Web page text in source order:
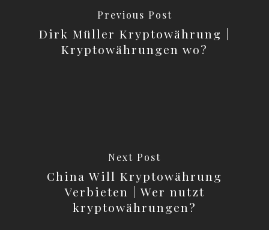
Previous Post
Dirk Müller Kryptowährung |
Kryptowährungen wo?
Next Post
China Will Kryptowährung
Verbieten | Wer nutzt
kryptowährungen?